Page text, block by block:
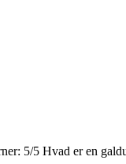
5/5 Hvad er en